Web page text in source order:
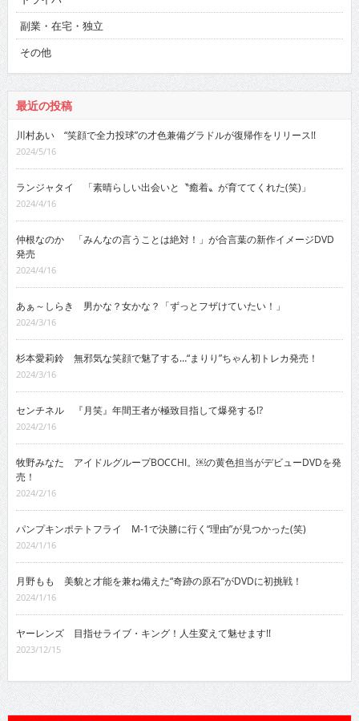
副業・在宅・独立
その他
最近の投稿
川村あい “笑顔で全力投球”の才色兼備グラドルが復帰作をリリース!!
2024/5/16
ランジャタイ 「素晴らしい出会いと〝癒着〟が育ててくれた(笑)」
2024/4/16
仲根なのか 「みんなの言うことは絶対！」が合言葉の新作イメージDVD
発売
2024/4/16
あぁ～しらき 男かな？女かな？「ずっとフザけていたい！」
2024/3/16
杉本愛莉鈴 無邪気な笑顔で魅了する…“まりり”ちゃん初トレカ発売！
2024/3/16
センチネル 『月笑』年間王者が極致目指して爆発する!?
2024/2/16
牧野みなた アイドルグループBOCCHI。￼の黄色担当がデビューDVDを発
売！
2024/2/16
パンプキンポテトフライ M-1で決勝に行く“理由”が見つかった(笑)
2024/1/16
月野もも 美貌と才能を兼ね備えた“奇跡の原石”がDVDに初挑戦！
2024/1/16
ヤーレンズ 目指せライブ・キング！人生変えて魅せます!!
2023/12/15